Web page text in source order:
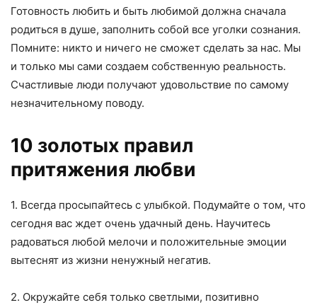
Готовность любить и быть любимой должна сначала
родиться в душе, заполнить собой все уголки сознания.
Помните: никто и ничего не сможет сделать за нас. Мы
и только мы сами создаем собственную реальность.
Счастливые люди получают удовольствие по самому
незначительному поводу.
10 золотых правил
притяжения любви
1. Всегда просыпайтесь с улыбкой. Подумайте о том, что
сегодня вас ждет очень удачный день. Научитесь
радоваться любой мелочи и положительные эмоции
вытеснят из жизни ненужный негатив.
2. Окружайте себя только светлыми, позитивно